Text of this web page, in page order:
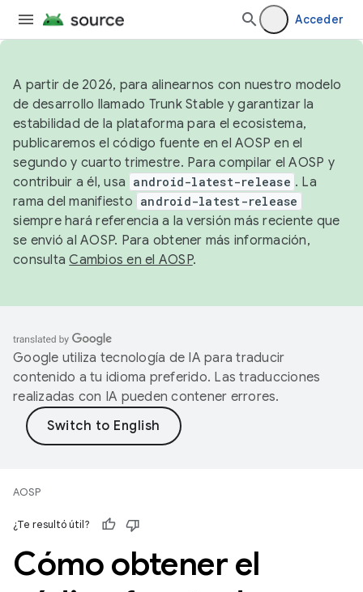
Acceder
A partir de 2026, para alinearnos con nuestro modelo
de desarrollo llamado Trunk Stable y garantizar la
estabilidad de la plataforma para el ecosistema,
publicaremos el código fuente en el AOSP en el
segundo y cuarto trimestre. Para compilar el AOSP y
contribuir a él, usa android-latest-release . La
rama del manifiesto android-latest-release
siempre hará referencia a la versión más reciente que
se envió al AOSP. Para obtener más información,
consultaCambios en el AOSP.
Google utiliza tecnología de IA para traducir
contenido a tu idioma preferido. Las traducciones
realizadas con IA pueden contener errores.
AOSP
¿Te resultó útil?
Cómo obtener el